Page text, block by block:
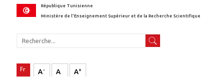
République Tunisienne
Ministère de l'Enseignement Supérieur et de la Recherche Scientifique
A- A A+